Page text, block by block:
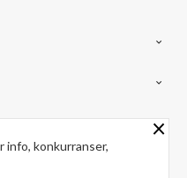
×
info, konkurranser,